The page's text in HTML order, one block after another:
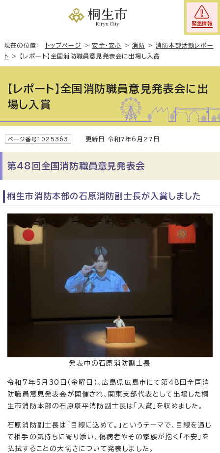
緊急情報
現在の位置： トップページ >安全・安心 >消防 >消防本部活動レポー
ト > 【レポート】全国消防職員意見発表会に出場し入賞
【レポート】全国消防職員意見発表会に出
場し入賞
ページ番号1025363 更新日 令和7年6月27日
第48回全国消防職員意見発表会
桐生市消防本部の石原消防副士長が入賞しました
発表中の石原消防副士長
令和7年5月30日（金曜日）、広島県広島市にて第48回全国消
防職員意見発表会が開催され、関東支部代表として出場した桐
生市消防本部の石原康平消防副士長は「入賞」を収めました。
石原消防副士長は「目線に込めて。」というテーマで、目線を通じ
て相手の気持ちに寄り添い、傷病者やその家族が抱く「不安」を
払拭することの大切さについて発表しました。